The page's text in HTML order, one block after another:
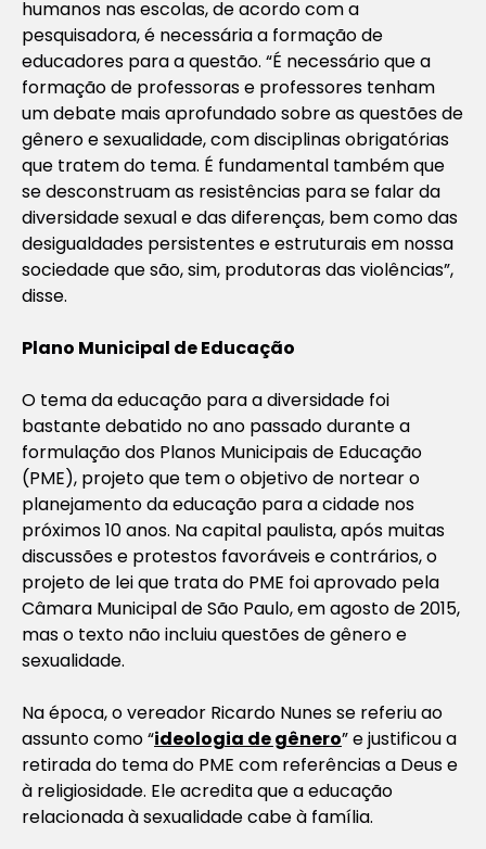
humanos nas escolas, de acordo com a
pesquisadora, é necessária a formação de
educadores para a questão. “É necessário que a
formação de professoras e professores tenham
um debate mais aprofundado sobre as questões de
gênero e sexualidade, com disciplinas obrigatórias
que tratem do tema. É fundamental também que
se desconstruam as resistências para se falar da
diversidade sexual e das diferenças, bem como das
desigualdades persistentes e estruturais em nossa
sociedade que são, sim, produtoras das violências”,
disse.
Plano Municipal de Educação
O tema da educação para a diversidade foi
bastante debatido no ano passado durante a
formulação dos Planos Municipais de Educação
(PME), projeto que tem o objetivo de nortear o
planejamento da educação para a cidade nos
próximos 10 anos. Na capital paulista, após muitas
discussões e protestos favoráveis e contrários, o
projeto de lei que trata do PME foi aprovado pela
Câmara Municipal de São Paulo, em agosto de 2015,
mas o texto não incluiu questões de gênero e
sexualidade.
Na época, o vereador Ricardo Nunes se referiu ao
assunto como “ideologia de gênero” e justificou a
retirada do tema do PME com referências a Deus e
à religiosidade. Ele acredita que a educação
relacionada à sexualidade cabe à família.